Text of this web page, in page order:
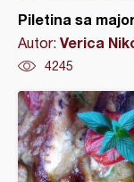
Piletina sa
Autor: Verica
4245